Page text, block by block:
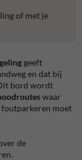
of met je
geeft
en dat bij
bord wordt
waar
foutparkeren moet
de